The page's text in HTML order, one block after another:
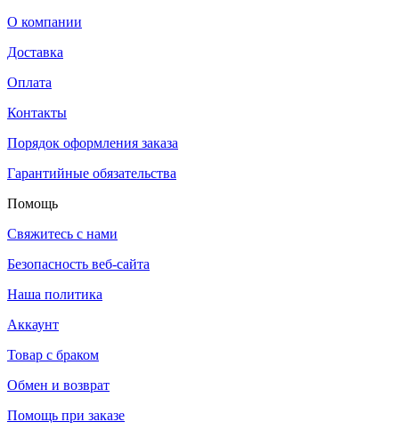
О компании
Доставка
Оплата
Контакты
Порядок оформления заказа
Гарантийные обязательства
Помощь
Свяжитесь с нами
Безопасность веб-сайта
Наша политика
Аккаунт
Товар с браком
Обмен и возврат
Помощь при заказе